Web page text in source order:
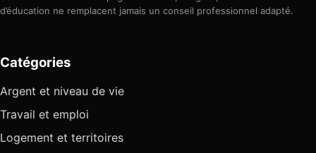
d’éducation ne remplacent jamais un conseil professionnel adapté.
Catégories
Argent et niveau de vie
Travail et emploi
Logement et territoires